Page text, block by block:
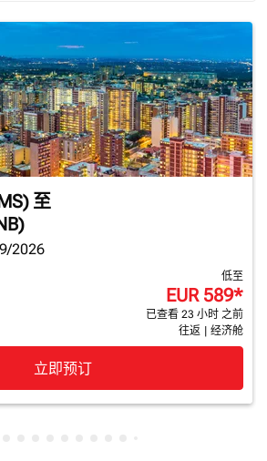
至
2026
低至
EUR 589*
已查看 23 小时 之前
往返
经济舱
立即预订
示 cmp-pagination-showing-card 1